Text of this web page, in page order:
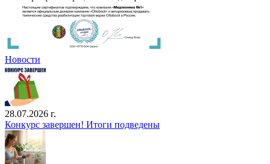
Новости
28.07.2026 г.
Конкурс завершен! Итоги подведены